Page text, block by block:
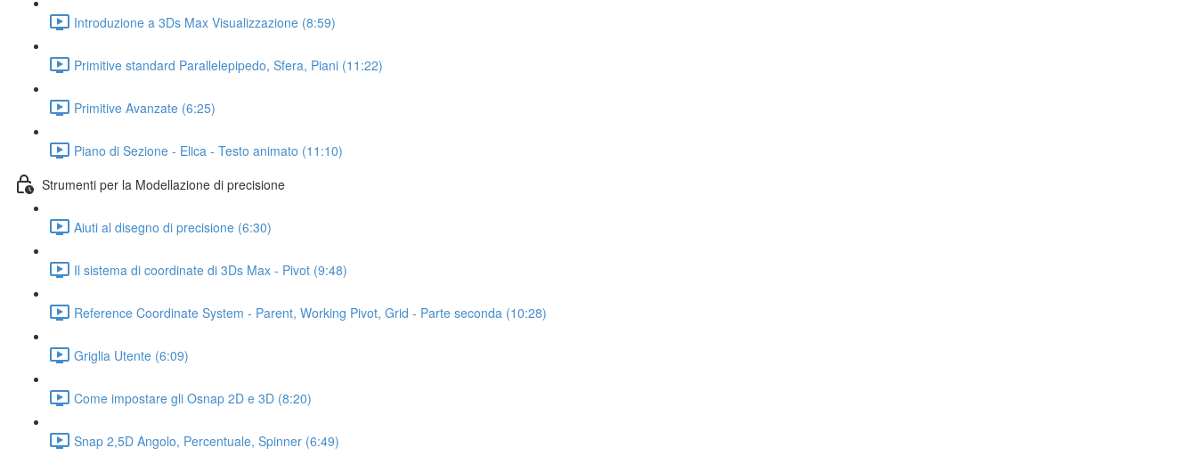
Introduzione a 3Ds Max Visualizzazione (8:59)
Primitive standard Parallelepipedo, Sfera, Piani (11:22)
Primitive Avanzate (6:25)
Piano di Sezione - Elica - Testo animato (11:10)
Strumenti per la Modellazione di precisione
Aiuti al disegno di precisione (6:30)
Il sistema di coordinate di 3Ds Max - Pivot (9:48)
Reference Coordinate System - Parent, Working Pivot, Grid - Parte seconda (10:28)
Griglia Utente (6:09)
Come impostare gli Osnap 2D e 3D (8:20)
Snap 2,5D Angolo, Percentuale, Spinner (6:49)